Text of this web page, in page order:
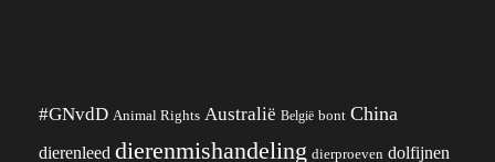
#GNvdD Animal Rights Australië België bont China
dierenleed dierenmishandeling dierproeven dolfijnen